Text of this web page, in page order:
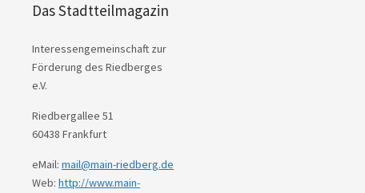
Das Stadtteilmagazin
Interessengemeinschaft zur
Förderung des Riedberges
e.V.
Riedbergallee 51
60438 Frankfurt
eMail: mail@main-riedberg.de
Web: http://www.main-